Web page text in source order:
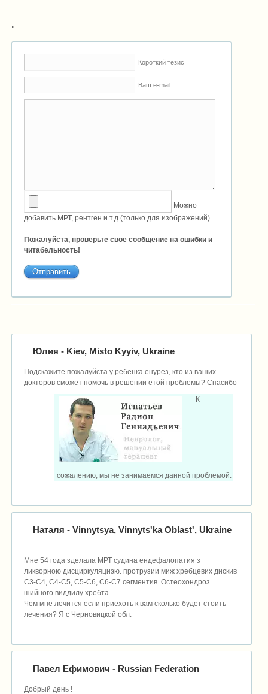
.
Короткий тезис
Ваш e-mail
Можно
добавить МРТ, рентген и т.д.(только для изображений)
Пожалуйста, проверьте свое сообщение на ошибки и
читабельность!
Юлия - Kiev, Misto Kyyiv, Ukraine
Подскажите пожалуйста у ребенка енурез, кто из ваших
докторов сможет помочь в решении етой проблемы? Спасибо
К
сожалению, мы не занимаемся данной проблемой.
Наталя - Vinnytsya, Vinnyts'ka Oblast', Ukraine
Мне 54 года зделала МРТ судина ендефалопатия з
ликворною дисциркуляциэю. протрузии миж хребцевих дискив
С3-С4, С4-С5, С5-С6, С6-С7 сегментив. Остеохондроз
шийного виддилу хребта.
Чем мне лечится если приехоть к вам сколько будет стоить
лечения? Я с Черновицкой обл.
Павел Ефимович - Russian Federation
Добрый день !